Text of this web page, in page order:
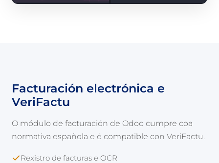
Facturación electrónica e
VeriFactu
O módulo de facturación de Odoo cumpre coa
normativa española e é compatible con VeriFactu.
Rexistro de facturas e OCR